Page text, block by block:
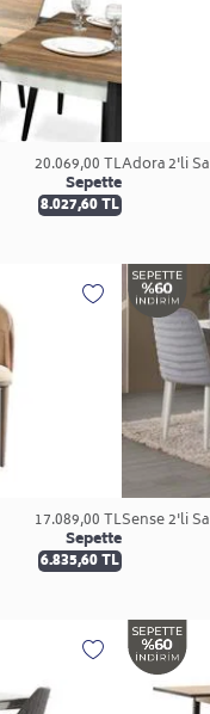
20.069,00 TL
Sepette
8.027,60 TL
Adora 2'li
17.089,00 TL
Sepette
6.835,60 TL
Sense 2'li